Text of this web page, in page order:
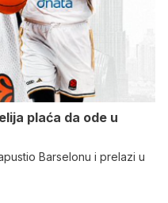
plaća da ode u
Barselonu i prelazi u